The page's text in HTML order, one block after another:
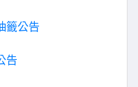
籤公告
告